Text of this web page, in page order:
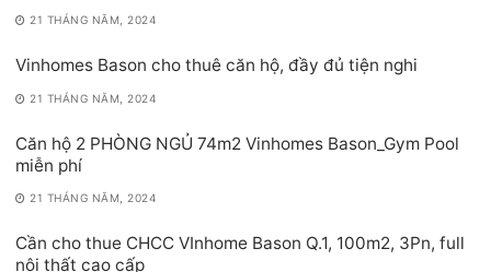
21 THÁNG NĂM, 2024
Vinhomes Bason cho thuê căn hộ, đầy đủ tiện nghi
21 THÁNG NĂM, 2024
Căn hộ 2 PHÒNG NGỦ 74m2 Vinhomes Bason_Gym Pool
miễn phí
21 THÁNG NĂM, 2024
Cần cho thue CHCC VInhome Bason Q.1, 100m2, 3Pn, full
nội thất cao cấp